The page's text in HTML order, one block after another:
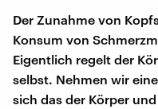
Der Zunahme von
Konsum von
Eigentlich regelt der
selbst. Nehmen wir
sich das der Körper